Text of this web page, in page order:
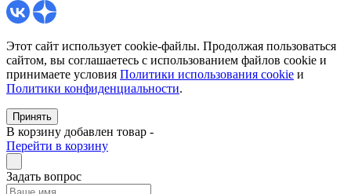
Этот сайт использует cookie-файлы. Продолжая пользоваться
сайтом, вы соглашаетесь с использованием файлов cookie и
принимаете условия Политики использования cookie и
Политики конфиденциальности.
Принять
В корзину добавлен товар -
Перейти в корзину
Задать вопрос